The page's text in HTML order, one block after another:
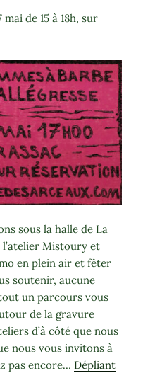
de 15 à 18h, sur
sous la halle de La
l’atelier Mistoury et
en plein air et fêter
soutenir, aucune
un parcours vous
de la gravure
d’à côté que nous
nous vous invitons à
pas encore… Dépliant